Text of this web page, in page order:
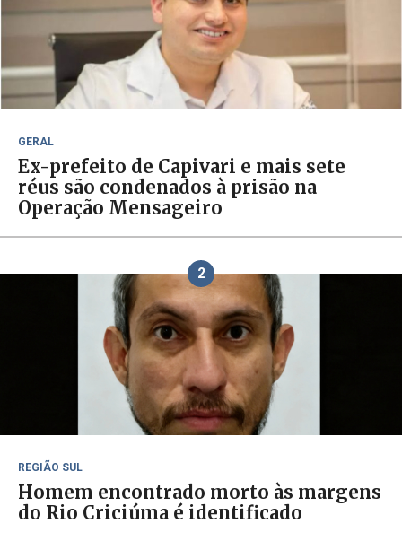
GERAL
Ex-prefeito de Capivari e mais sete
réus são condenados à prisão na
Operação Mensageiro
2
REGIÃO SUL
Homem encontrado morto às margens
do Rio Criciúma é identificado